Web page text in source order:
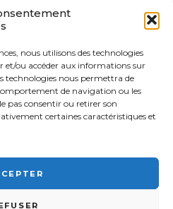
nous utilisons des technologies
et/ou accéder aux informations sur
technologies nous permettra de
de navigation ou les
pas consentir ou retirer son
certaines caractéristiques et
CROCHET DE
LEVAGE
AUTOMATIQUE
EVO-2